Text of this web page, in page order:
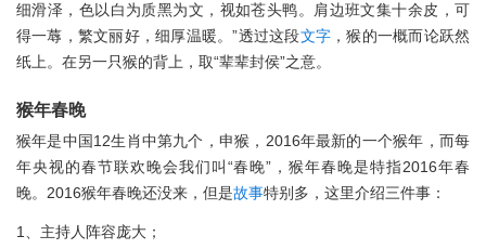
细滑泽，色以白为质黑为文，视如苍头鸭。肩边班文集十余皮，可
得一蓐，繁文丽好，细厚温暖。”透过这段文字 ，猴的一概而论跃然
纸上。在另一只猴的背上，取“辈辈封侯”之意。
猴年春晚
猴年是中国12生肖中第九个，申猴，2016年最新的一个猴年，而每
年央视的春节联欢晚会我们叫“春晚”，猴年春晚是特指2016年春
晚。2016猴年春晚还没来，但是故事特别多，这里介绍三件事：
1、主持人阵容庞大；